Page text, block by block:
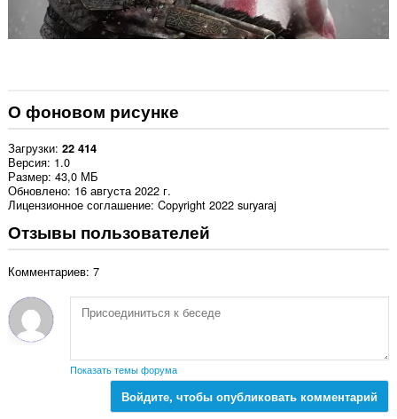
О фоновом рисунке
Загрузки 22 414
Версия 1.0
Размер 43,0 МБ
Обновлено 16 августа 2022 г.
Лицензионное соглашение Copyright 2022 suryaraj
Отзывы пользователей
Комментариев: 7
Показать темы форума
Войдите, чтобы опубликовать комментарий